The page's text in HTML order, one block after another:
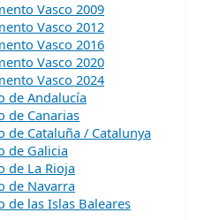
Vasco 2009
Vasco 2012
Vasco 2016
Vasco 2020
Vasco 2024
de Andalucía
de Canarias
de Cataluña / Catalunya
de Galicia
de La Rioja
de Navarra
de las Islas Baleares